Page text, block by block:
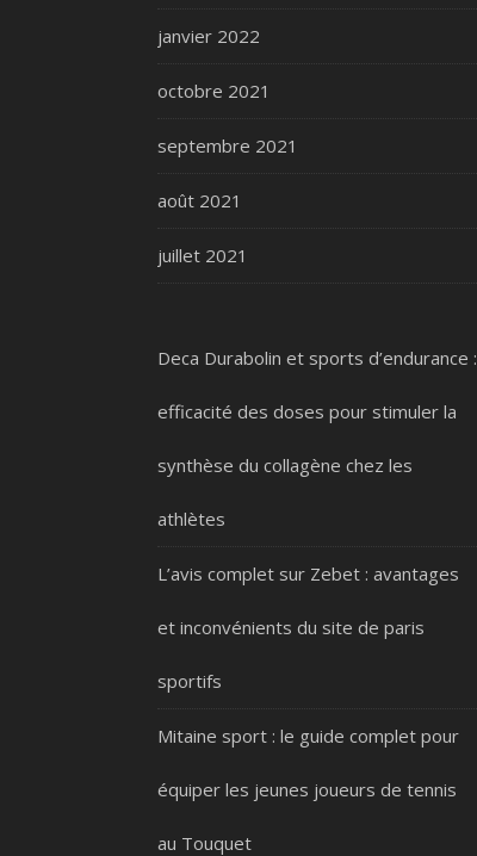
janvier 2022
octobre 2021
septembre 2021
août 2021
juillet 2021
Deca Durabolin et sports d’endurance :
efficacité des doses pour stimuler la
synthèse du collagène chez les
athlètes
L’avis complet sur Zebet : avantages
et inconvénients du site de paris
sportifs
Mitaine sport : le guide complet pour
équiper les jeunes joueurs de tennis
au Touquet